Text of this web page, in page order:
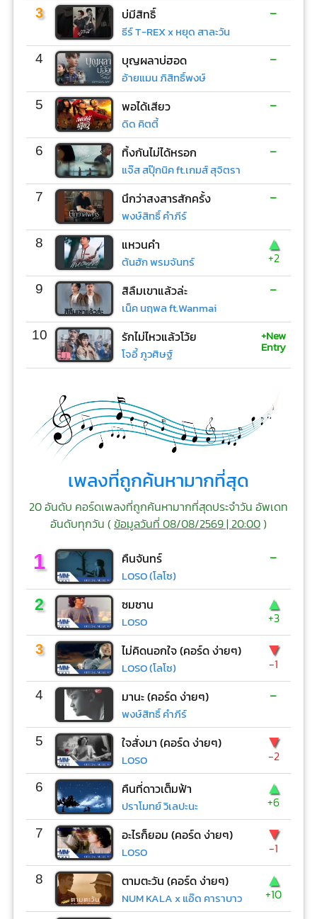
3 บ่มีสิทธิ์
ธีร์ T-REX x หยุด สาละวัน
-
4 บุญผลาบ่ฮอด
อ้ายแมน ภิสิทธิ์พงษ์
-
5 พอได้เสียว
ดิด คิตตี้
-
6 ทิ้งกันไม่ได้หรอก
แจ๊ส สปุ๊กนิค ft.เกมส์ สุจิตรา
-
7 นึกว่าสงสารสักครั้ง
พงษ์สิทธิ์ คำภีร์
-
8 แหวนคำ
ต้นฮัก พรมจันทร์
▲
+2
9 สิลืมเขาแล้วล่ะ
เน็ค นฤพล ft.Wanmai
-
10 รักไม่ไหวแล้วโว้ย
โจอี้ ภูวศิษฐ์
+New
Entry
เพลงที่ถูกค้นหามากที่สุด
20 อันดับ คอร์ดเพลงที่ถูกค้นหามากที่สุดประจำวัน อัพเดท
อันดับทุกวัน (ข้อมูลวันที่ 08/08/2569 | 20:00)
1 คืนจันทร์
LOSO (โลโซ)
-
2 ซมซาน
LOSO
▲
+3
3 ไม่คิดนอกใจ (คอร์ด ง่ายๆ)
LOSO (โลโซ)
▼
-1
4 มานะ (คอร์ด ง่ายๆ)
พงษ์สิทธิ์ คำภีร์
-
5 ใจสั่งมา (คอร์ด ง่ายๆ)
LOSO
▼
-2
6 คืนที่ดาวเต็มฟ้า
ปราโมทย์ วิเลปะนะ
▲
+6
7 อะไรก็ยอม (คอร์ด ง่ายๆ)
LOSO
▼
-1
8 ตามตะวัน (คอร์ด ง่ายๆ)
NUM KALA x แอ๊ด คาราบาว
▲
+10